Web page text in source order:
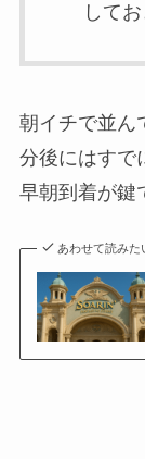
して
朝イチで並ん
分後にはすで
早朝到着が鍵
あわせて読みた